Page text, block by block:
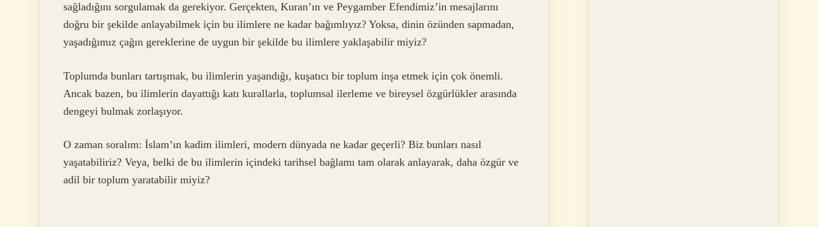
sağladığını sorgulamak da gerekiyor. Gerçekten, Kuran’ın ve Peygamber Efendimiz’in mesajlarını
doğru bir şekilde anlayabilmek için bu ilimlere ne kadar bağımlıyız? Yoksa, dinin özünden sapmadan,
yaşadığımız çağın gereklerine de uygun bir şekilde bu ilimlere yaklaşabilir miyiz?
Toplumda bunları tartışmak, bu ilimlerin yaşandığı, kuşatıcı bir toplum inşa etmek için çok önemli.
Ancak bazen, bu ilimlerin dayattığı katı kurallarla, toplumsal ilerleme ve bireysel özgürlükler arasında
dengeyi bulmak zorlaşıyor.
O zaman soralım: İslam’ın kadim ilimleri, modern dünyada ne kadar geçerli? Biz bunları nasıl
yaşatabiliriz? Veya, belki de bu ilimlerin içindeki tarihsel bağlamı tam olarak anlayarak, daha özgür ve
adil bir toplum yaratabilir miyiz?